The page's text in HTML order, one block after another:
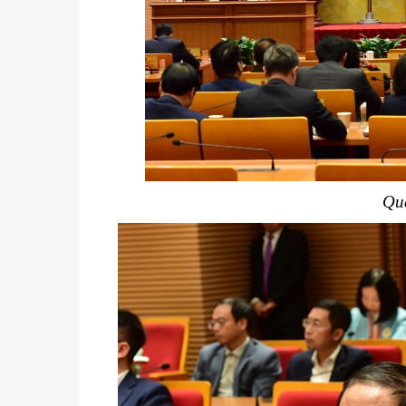
Tiểu đoàn Thiết giáp SSCĐ cao
trong dịp Tết Nguyên đán
Bộ Tư
chính
thăm,